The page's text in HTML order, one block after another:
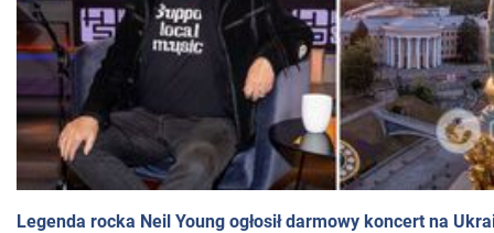
Legenda rocka Neil Young ogłosił darmowy koncert na